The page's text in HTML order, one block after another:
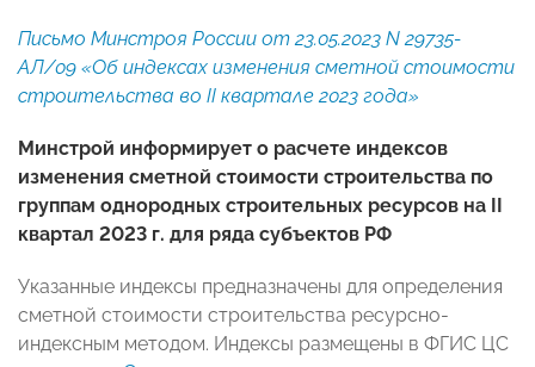
Письмо Минстроя России от 23.05.2023 N 29735-
АЛ/09 «Об индексах изменения сметной стоимости
строительства во II квартале 2023 года»
Минстрой информирует о расчете индексов
изменения сметной стоимости строительства по
группам однородных строительных ресурсов на II
квартал 2023 г. для ряда субъектов РФ
Указанные индексы предназначены для определения
сметной стоимости строительства ресурсно-
индексным методом. Индексы размещены в ФГИС ЦС